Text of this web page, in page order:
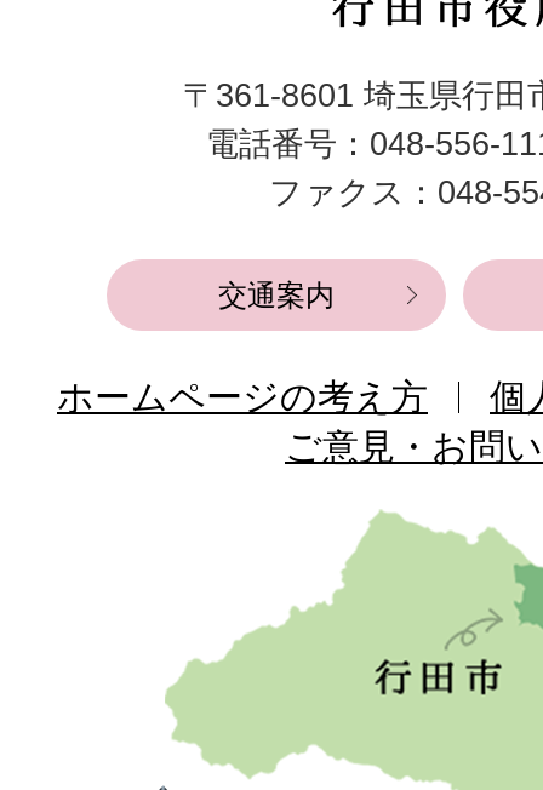
行
市
役
所
〒361-8601 埼玉県行田
電話番号：048-556-
ファクス：048-
交通案内
ホームページの考え方
個
ご意見・お問